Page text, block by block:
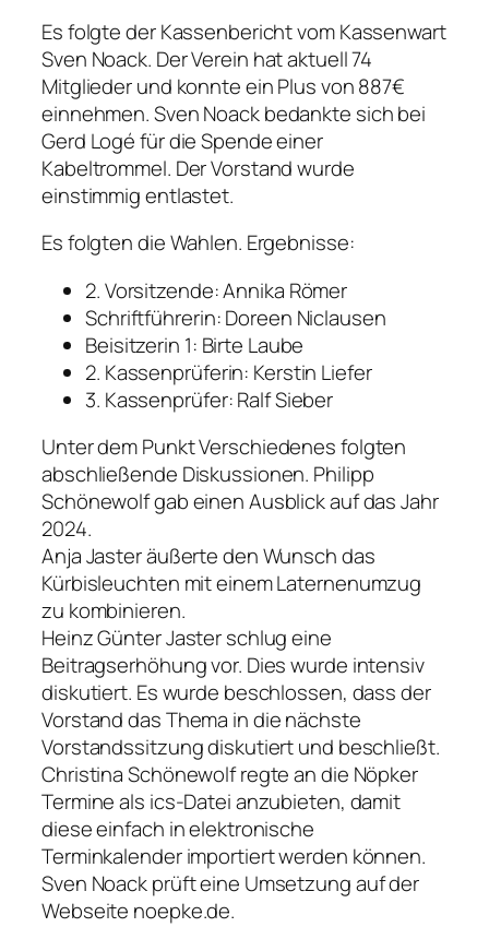
Es folgte der Kassenbericht vom Kassenwart
Sven Noack. Der Verein hat aktuell 74
Mitglieder und konnte ein Plus von 887€
einnehmen. Sven Noack bedankte sich bei
Gerd Logé für die Spende einer
Kabeltrommel. Der Vorstand wurde
einstimmig entlastet.
Es folgten die Wahlen. Ergebnisse:
2. Vorsitzende: Annika Römer
Schriftführerin: Doreen Niclausen
Beisitzerin 1: Birte Laube
2. Kassenprüferin: Kerstin Liefer
3. Kassenprüfer: Ralf Sieber
Unter dem Punkt Verschiedenes folgten
abschließende Diskussionen. Philipp
Schönewolf gab einen Ausblick auf das Jahr
2024.
Anja Jaster äußerte den Wunsch das
Kürbisleuchten mit einem Laternenumzug
zu kombinieren.
Heinz Günter Jaster schlug eine
Beitragserhöhung vor. Dies wurde intensiv
diskutiert. Es wurde beschlossen, dass der
Vorstand das Thema in die nächste
Vorstandssitzung diskutiert und beschließt.
Christina Schönewolf regte an die Nöpker
Termine als ics-Datei anzubieten, damit
diese einfach in elektronische
Terminkalender importiert werden können.
Sven Noack prüft eine Umsetzung auf der
Webseite noepke.de.